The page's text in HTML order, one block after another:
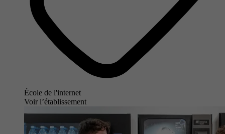
École de l'internet
Voir l’établissement